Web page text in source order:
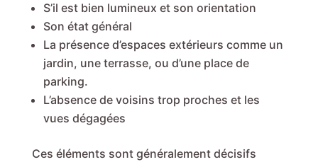
S’il est bien lumineux et son orientation
Son état général
La présence d’espaces extérieurs comme un
jardin, une terrasse, ou d’une place de
parking.
L’absence de voisins trop proches et les
vues dégagées
Ces éléments sont généralement décisifs